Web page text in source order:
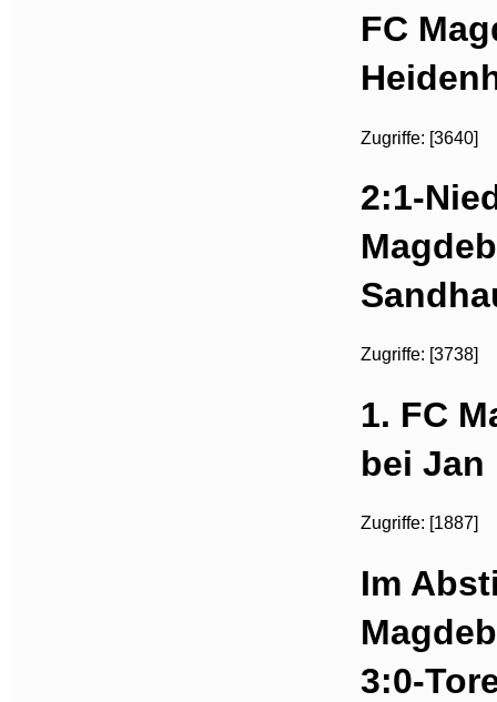
FC
Zugriffe: [3640]
2:1-
Zugriffe: [3738]
1. FC
bei Jan
Zugriffe: [1887]
Im
3:0-